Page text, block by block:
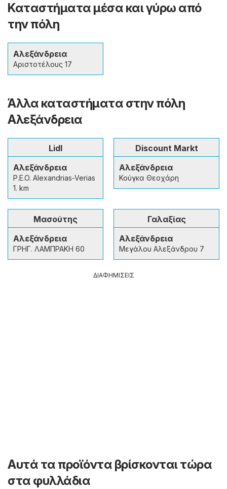
Καταστήματα μέσα και γύρω από
την πόλη
Αλεξάνδρεια
Αριστοτέλους 17
Άλλα καταστήματα στην πόλη
Αλεξάνδρεια
Lidl
Αλεξάνδρεια
P.E.O. Alexandrias-Verias
1. km
Discount Markt
Αλεξάνδρεια
Κούγκα Θεοχάρη
Μασούτης
Αλεξάνδρεια
ΓΡΗΓ. ΛΑΜΠΡΑΚΗ 60
Γαλαξίας
Αλεξάνδρεια
Μεγάλου Αλεξάνδρου 7
ΔΙΑΦΗΜΙΣΕΙΣ
Αυτά τα προϊόντα βρίσκονται τώρα
στα φυλλάδια